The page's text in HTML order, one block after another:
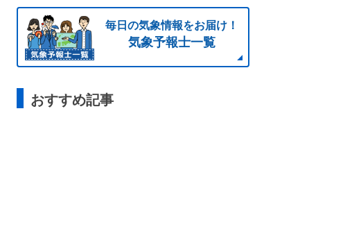
毎日の気象情報をお届け！
気象予報士一覧
おすすめ記事